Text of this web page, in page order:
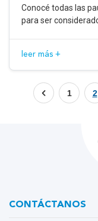
Conocé todas las
para ser
leer más +
1 2
CONTÁCTANOS